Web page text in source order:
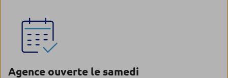
Agence ouverte le samedi